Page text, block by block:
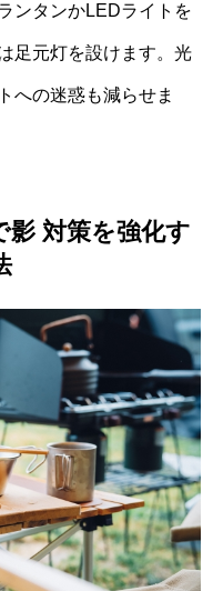
ンタンかLEDライトを
足元灯を設けます。光
への迷惑も減らせま
対策を強化す